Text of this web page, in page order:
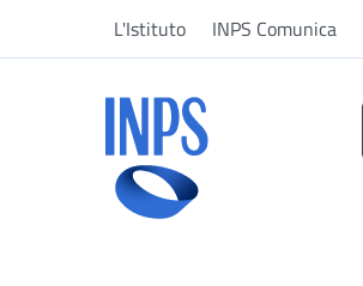
L'Istituto INPS Comunica